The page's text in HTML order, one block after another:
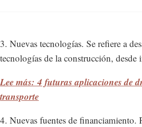
3. Nuevas tecnologías. Se refiere a
tecnologías de la construcción, desde
Lee más: 4 futuras aplicaciones de
transporte
4. Nuevas fuentes de financiamiento.